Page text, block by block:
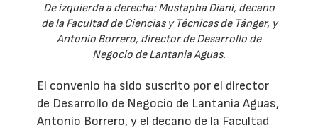
De izquierda a derecha: Mustapha Diani, decano
de la Facultad de Ciencias y Técnicas de Tánger, y
Antonio Borrero, director de Desarrollo de
Negocio de Lantania Aguas.
El convenio ha sido suscrito por el director
de Desarrollo de Negocio de Lantania Aguas,
Antonio Borrero, y el decano de la Facultad